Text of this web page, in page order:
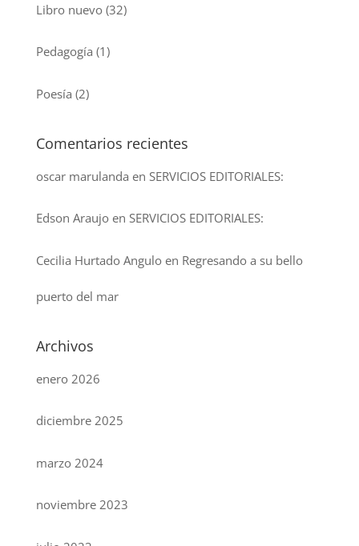
Libro nuevo(32)
Pedagogía (1)
Poesía (2)
Comentarios recientes
oscar marulanda en SERVICIOS EDITORIALES:
Edson Araujoen SERVICIOS EDITORIALES:
Cecilia Hurtado Anguloen Regresando a su bello
puerto del mar
Archivos
enero 2026
diciembre 2025
marzo 2024
noviembre 2023